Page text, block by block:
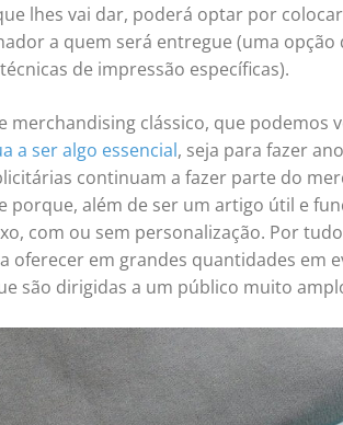
lhes vai dar, poderá optar por
a quem será entregue (uma opção
de impressão específicas).
merchandising clássico, que podemos
a ser algo essencial, seja para fazer
continuam a fazer parte do
porque, além de ser um artigo útil e
com ou sem personalização. Por
oferecer em grandes quantidades em
são dirigidas a um público muito